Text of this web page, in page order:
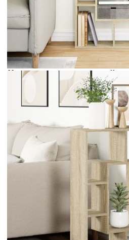
Безплатна доставка до адрес
Цвят:
Дъб
Материал:
Габаритни размери:
63 x
Брой отделения:
7
60 кг
Купи на изплащане
Credit calculator
Библиотека, сонома дъб,
Please select credit institution
€53.00
Extraction of information from
Предоставената таблица е с
Добавете продукта в
количката" и при поръчка ще
вноски на кредита.